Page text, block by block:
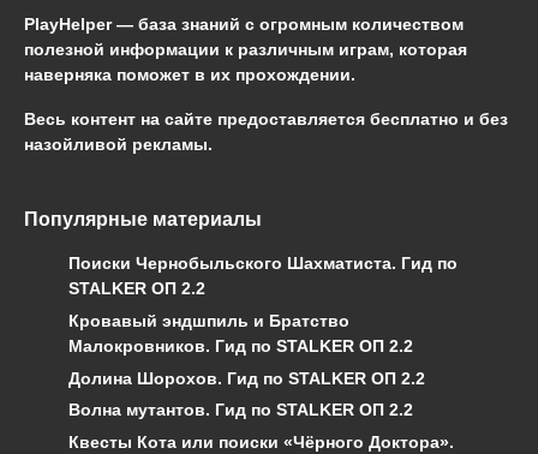
PlayHelper — база знаний с огромным количеством
полезной информации к различным играм, которая
наверняка поможет в их прохождении.
Весь контент на сайте предоставляется бесплатно и без
назойливой рекламы.
Популярные материалы
Поиски Чернобыльского Шахматиста. Гид по
STALKER ОП 2.2
Кровавый эндшпиль и Братство
Малокровников. Гид по STALKER ОП 2.2
Долина Шорохов. Гид по STALKER ОП 2.2
Волна мутантов. Гид по STALKER ОП 2.2
Квесты Кота или поиски «Чёрного Доктора».